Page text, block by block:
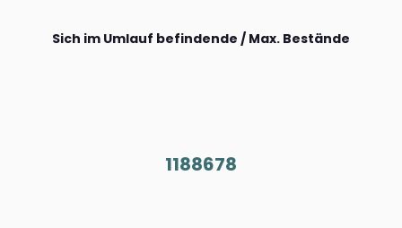
Sich im Umlauf befindende / Max. Bestände
1188678